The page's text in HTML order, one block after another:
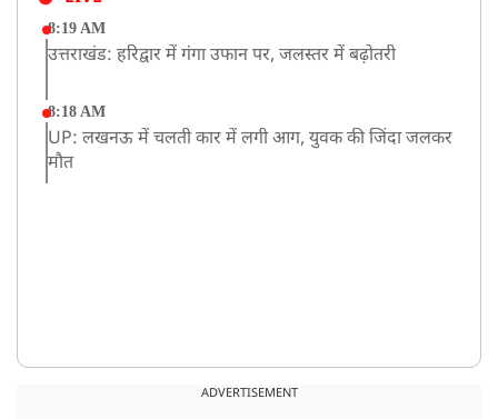
8:19 AM
उत्तराखंड: हरिद्वार में गंगा उफान पर, जलस्तर में बढ़ोतरी
8:18 AM
UP: लखनऊ में चलती कार में लगी आग, युवक की जिंदा जलकर
मौत
ADVERTISEMENT